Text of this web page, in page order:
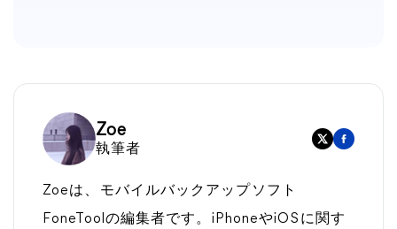
Zoe
執筆者
Zoeは、モバイルバックアップソフト
FoneToolの編集者です。iPhoneやiOSに関す